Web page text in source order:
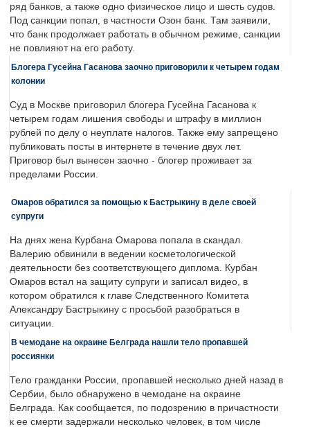
ряд банков, а также одно физическое лицо и шесть судов.
Под санкции попал, в частности Озон банк. Там заявили,
что банк продолжает работать в обычном режиме, санкции
не повлияют на его работу.
Блогера Гусейна Гасанова заочно приговорили к четырем годам
колонии
Суд в Москве приговорил блогера Гусейна Гасанова к
четырем годам лишения свободы и штрафу в миллион
рублей по делу о неуплате налогов. Также ему запрещено
публиковать посты в интернете в течение двух лет.
Приговор был вынесен заочно - блогер проживает за
пределами России.
Омаров обратился за помощью к Бастрыкину в деле своей
супруги
На днях жена Курбана Омарова попала в скандал.
Валерию обвинили в ведении косметологической
деятельности без соответствующего диплома. Курбан
Омаров встал на защиту супруги и записал видео, в
котором обратился к главе Следственного Комитета
Александру Бастрыкину с просьбой разобраться в
ситуации.
В чемодане на окраине Белграда нашли тело пропавшей
россиянки
Тело гражданки России, пропавшей несколько дней назад в
Сербии, было обнаружено в чемодане на окраине
Белграда. Как сообщается, по подозрению в причастности
к ее смерти задержали несколько человек, в том числе